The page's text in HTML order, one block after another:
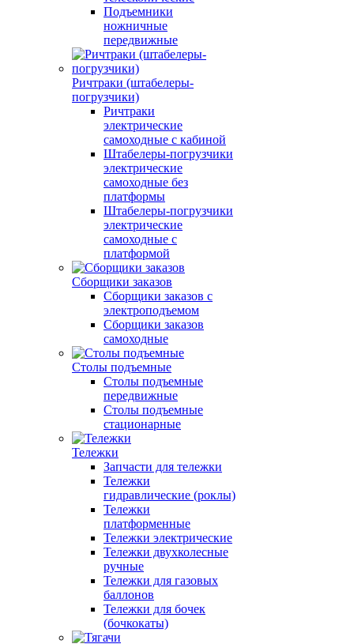
Подъемники
ножничные
передвижные
Ричтраки (штабелеры-
погрузчики)
Ричтраки
электрические
самоходные с кабиной
Штабелеры-погрузчики
электрические
самоходные без
платформы
Штабелеры-погрузчики
электрические
самоходные с
платформой
Сборщики заказов
Сборщики заказов с
электроподъемом
Сборщики заказов
самоходные
Столы подъемные
Столы подъемные
передвижные
Столы подъемные
стационарные
Тележки
Запчасти для тележки
Тележки
гидравлические (роклы)
Тележки
платформенные
Тележки электрические
Тележки двухколесные
ручные
Тележки для газовых
баллонов
Тележки для бочек
(бочкокаты)